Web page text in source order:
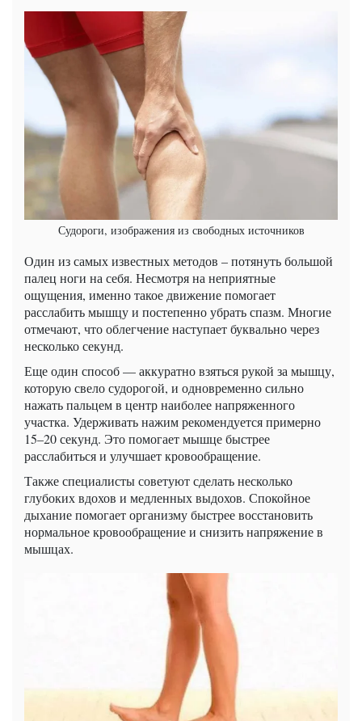
Судороги, изображения из свободных источников
Один из самых известных методов – потянуть большой
палец ноги на себя. Несмотря на неприятные
ощущения, именно такое движение помогает
расслабить мышцу и постепенно убрать спазм. Многие
отмечают, что облегчение наступает буквально через
несколько секунд.
Еще один способ — аккуратно взяться рукой за мышцу,
которую свело судорогой, и одновременно сильно
нажать пальцем в центр наиболее напряженного
участка. Удерживать нажим рекомендуется примерно
15–20 секунд. Это помогает мышце быстрее
расслабиться и улучшает кровообращение.
Также специалисты советуют сделать несколько
глубоких вдохов и медленных выдохов. Спокойное
дыхание помогает организму быстрее восстановить
нормальное кровообращение и снизить напряжение в
мышцах.